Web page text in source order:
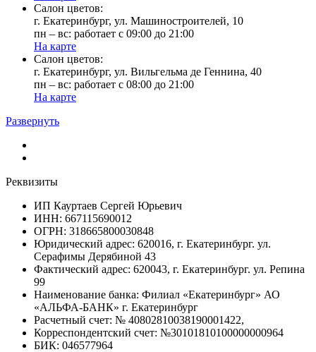
Cалон цветов:
г. Екатеринбург, ул. Машиностроителей, 10
пн – вс: работает с 09:00 до 21:00
На карте
Cалон цветов:
г. Екатеринбург, ул. Вильгельма де Геннина, 40
пн – вс: работает с 08:00 до 21:00
На карте
Развернуть
Реквизиты
ИП Кауртаев Сергей Юрьевич
ИНН: 667115690012
ОГРН: 318665800030848
Юридический адрес: 620016, г. Екатеринбург. ул.
Серафимы Дерябиной 43
Фактический адрес: 620043, г. Екатеринбург. ул. Репина
99
Наименование банка: Филиал «Екатеринбург» АО
«АЛЬФА-БАНК» г. Екатеринбург
Расчетный счет: № 40802810038190001422,
Корреспондентский счет: №30101810100000000964
БИК: 046577964